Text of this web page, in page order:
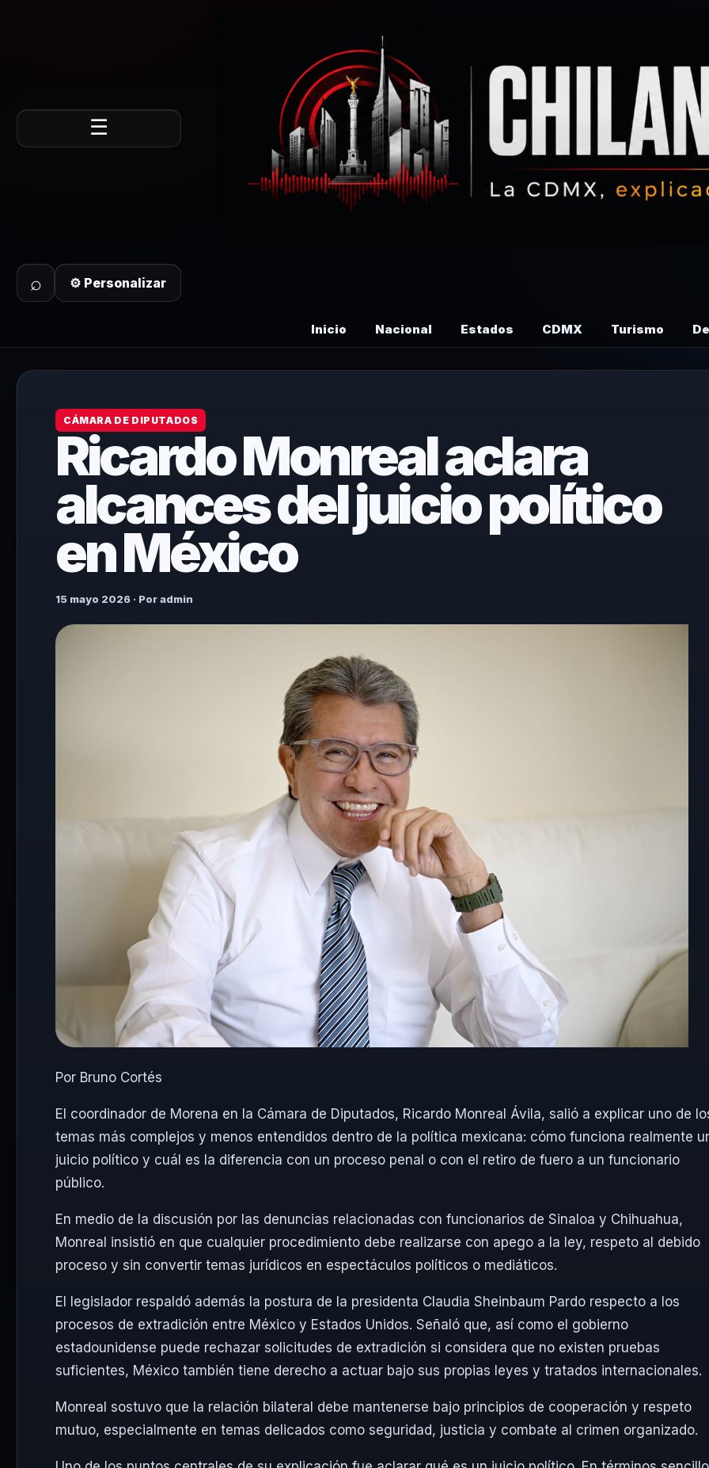
☰
⌕ ⚙ Personalizar
Inicio Nacional Estados CDMX Turismo
CÁMARA DE DIPUTADOS
Ricardo Monreal aclara
alcances del juicio político
en México
15 mayo 2026 · Por admin
Por Bruno Cortés
El coordinador de Morena en la Cámara de Diputados, Ricardo Monreal Ávila, salió a explicar uno de
temas más complejos y menos entendidos dentro de la política mexicana: cómo funciona realmente
juicio político y cuál es la diferencia con un proceso penal o con el retiro de fuero a un funcionario
público.
En medio de la discusión por las denuncias relacionadas con funcionarios de Sinaloa y Chihuahua,
Monreal insistió en que cualquier procedimiento debe realizarse con apego a la ley, respeto al debido
proceso y sin convertir temas jurídicos en espectáculos políticos o mediáticos.
El legislador respaldó además la postura de la presidenta Claudia Sheinbaum Pardo respecto a los
procesos de extradición entre México y Estados Unidos. Señaló que, así como el gobierno
estadounidense puede rechazar solicitudes de extradición si considera que no existen pruebas
suficientes, México también tiene derecho a actuar bajo sus propias leyes y tratados internacionales.
Monreal sostuvo que la relación bilateral debe mantenerse bajo principios de cooperación y respeto
mutuo, especialmente en temas delicados como seguridad, justicia y combate al crimen organizado.